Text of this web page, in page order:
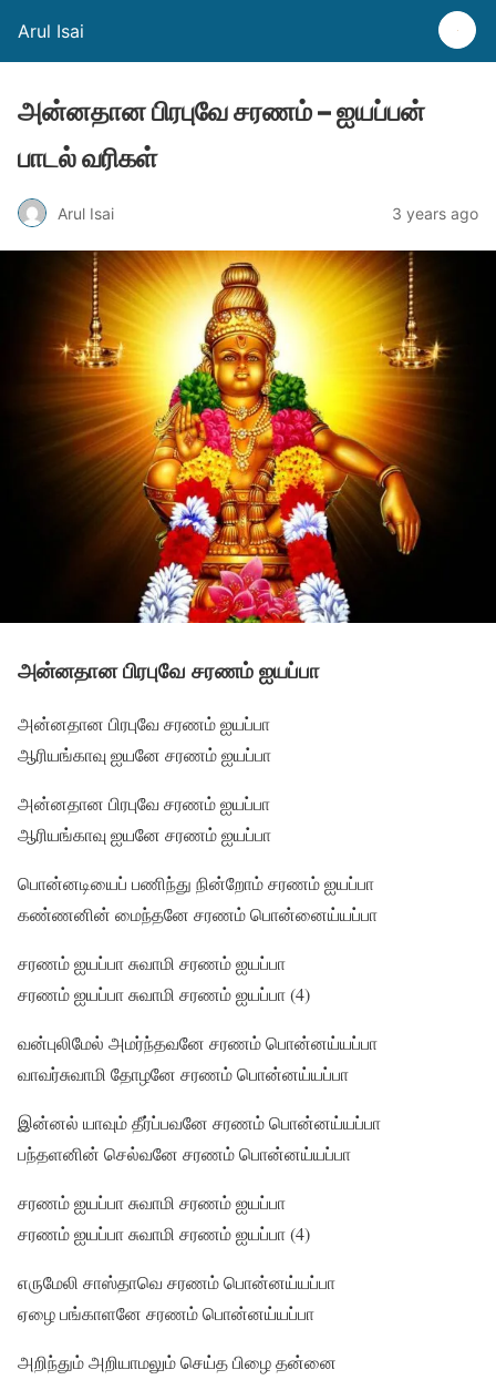
Arul Isai
அன்னதான‌ பிரபுவே சரணம் – ஐயப்பன்
பாடல் வரிகள்
Arul Isai 3 years ago
அன்னதான‌ பிரபுவே சரணம் ஐயப்பா
அன்னதான‌ பிரபுவே சரணம் ஐயப்பா
ஆரியங்காவு ஐயனே சரணம் ஐயப்பா
அன்னதான‌ பிரபுவே சரணம் ஐயப்பா
ஆரியங்காவு ஐயனே சரணம் ஐயப்பா
பொன்னடியைப் பணிந்து நின்றோம் சரணம் ஐயப்பா
கண்ணனின் மைந்தனே சரணம் பொன்னைய்யப்பா
சரணம் ஐயப்பா சுவாமி சரணம் ஐயப்பா
சரணம் ஐயப்பா சுவாமி சரணம் ஐயப்பா (4)
வன்புலிமேல் அமர்ந்தவனே சரணம் பொன்னய்யப்பா
வாவர்சுவாமி தோழனே சரணம் பொன்னய்யப்பா
இன்னல் யாவும் தீர்ப்பவனே சரணம் பொன்னய்யப்பா
பந்தளனின் செல்வனே சரணம் பொன்னய்யப்பா
சரணம் ஐயப்பா சுவாமி சரணம் ஐயப்பா
சரணம் ஐயப்பா சுவாமி சரணம் ஐயப்பா (4)
எருமேலி சாஸ்தாவெ சரணம் பொன்னய்யப்பா
ஏழை பங்காள‌னே சரணம் பொன்னய்யப்பா
அறிந்தும் அறியாமலும் செய்த பிழை தன்னை